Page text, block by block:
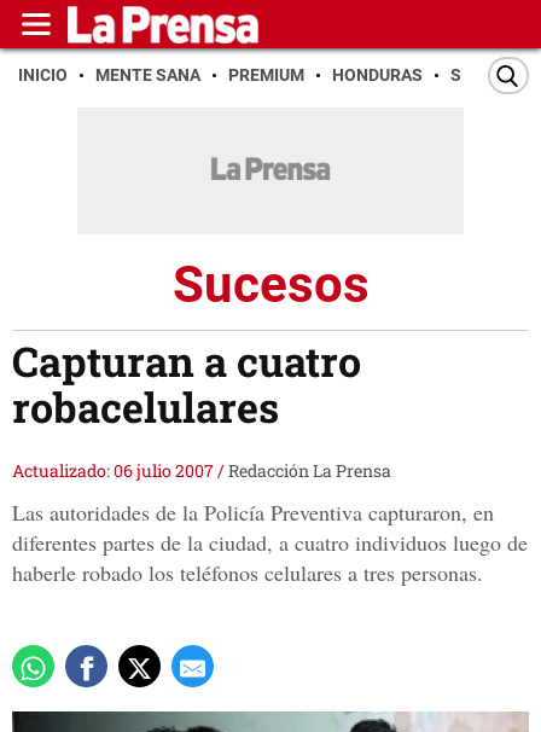
INICIO MENTE SANA PREMIUM HONDURAS SAN PEDRO
Sucesos
Capturan a cuatro
robacelulares
Actualizado: 06 julio 2007/Redacción La Prensa
Las autoridades de la Policía Preventiva capturaron, en
diferentes partes de la ciudad, a cuatro individuos luego de
haberle robado los teléfonos celulares a tres personas.